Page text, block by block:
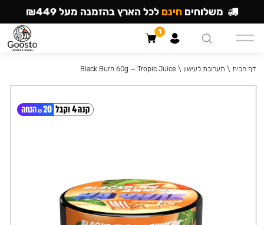
דף הבית \ תערובת לעישון \
Black Burn 60g — Tropic Juice
משלוחים חינם לכל הארץ בהזמנה מעל ₪449
1